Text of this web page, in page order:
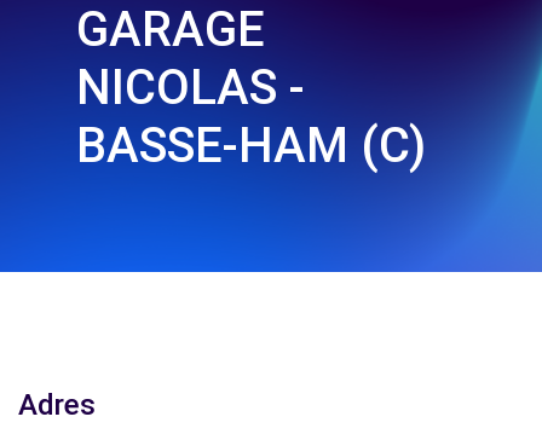
GARAGE
NICOLAS -
BASSE-HAM (C)
Adres